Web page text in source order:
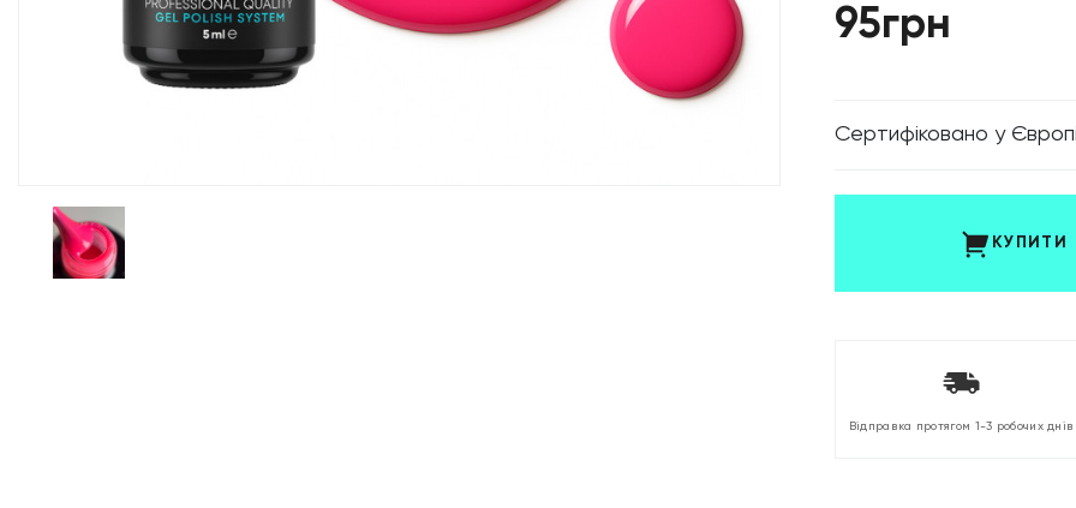
95грн
Cертифіковано у
КУПИТИ
Відправка протягом 1-3 робочих днів